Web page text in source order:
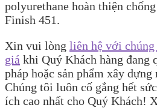
polyurethane hoàn thiện
Finish 451.
Xin vui lòng liên hệ với chúng
giá khi Quý Khách hàng đang
pháp hoặc sản phẩm xây
Chúng tôi luôn cố gắng hết
ích cao nhất cho Quý Khách!